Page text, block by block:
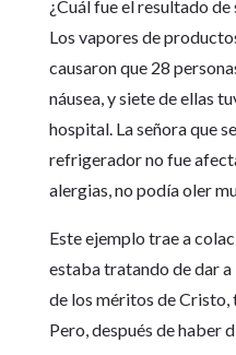
¿Cuál fue el resultado
Los vapores de
causaron que 28
náusea, y siete de ellas
hospital. La señora que
refrigerador no fue
alergias, no podía oler
Este ejemplo trae a
estaba tratando de dar
de los méritos de
Pero, después de haber